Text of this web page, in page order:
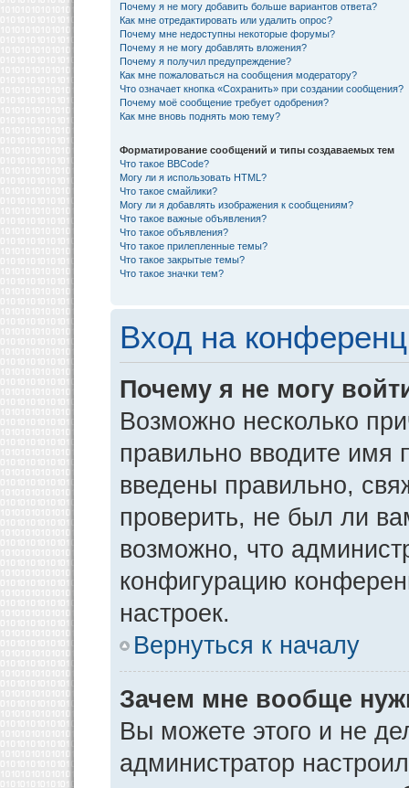
Почему я не могу добавить больше вариантов ответа?
Как мне отредактировать или удалить опрос?
Почему мне недоступны некоторые форумы?
Почему я не могу добавлять вложения?
Почему я получил предупреждение?
Как мне пожаловаться на сообщения модератору?
Что означает кнопка «Сохранить» при создании сообщения?
Почему моё сообщение требует одобрения?
Как мне вновь поднять мою тему?
Форматирование сообщений и типы создаваемых тем
Что такое BBCode?
Могу ли я использовать HTML?
Что такое смайлики?
Могу ли я добавлять изображения к сообщениям?
Что такое важные объявления?
Что такое объявления?
Что такое прилепленные темы?
Что такое закрытые темы?
Что такое значки тем?
Вход на
Почему я не могу
Возможно несколько
правильно вводите имя
введены правильно,
проверить, не был ли
возможно, что
конфигурацию
настроек.
Вернуться к началу
Зачем мне вообще
Вы можете этого и не
администратор